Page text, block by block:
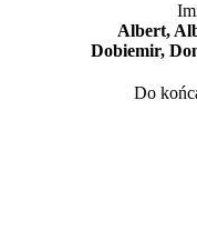
Albert,
Dobiemir,
Do